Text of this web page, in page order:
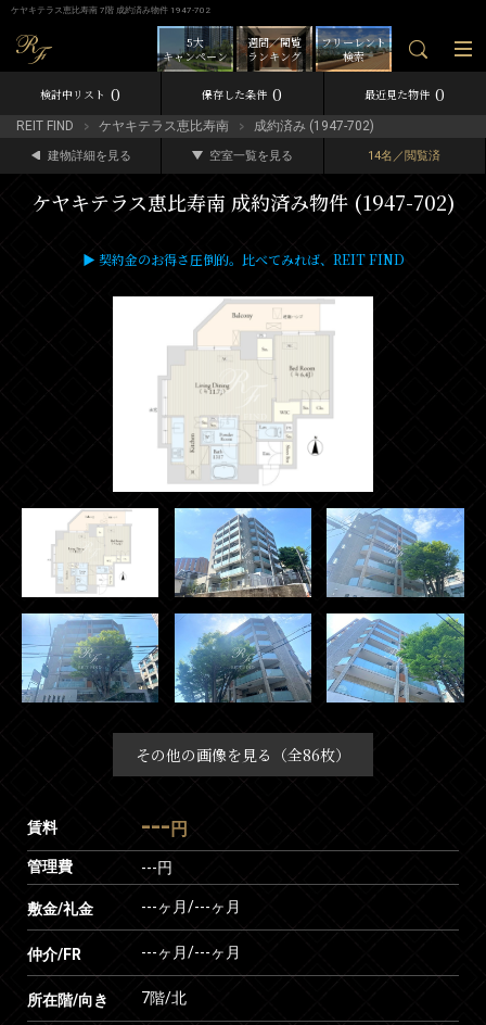
ケヤキテラス恵比寿南 7階 成約済み物件 1947-702
フリーレント
検索
週間／閲覧
ランキング
5大
キャンペーン
検討中リスト 0 保存した条件 0 最近見た物件 0
REIT FIND ケヤキテラス恵比寿南 成約済み (1947-702)
建物詳細を見る 空室一覧を見る 14名／閲覧済
ケヤキテラス恵比寿南 成約済み物件 (1947-702)
▶ 契約金のお得さ圧倒的。比べてみれば、REIT FIND
その他の画像を見る（全86枚）
賃料 --- 円
管理費 ---円
敷金/礼金 ---ヶ月/---ヶ月
仲介/FR ---ヶ月/---ヶ月
所在階/向き 7階/北